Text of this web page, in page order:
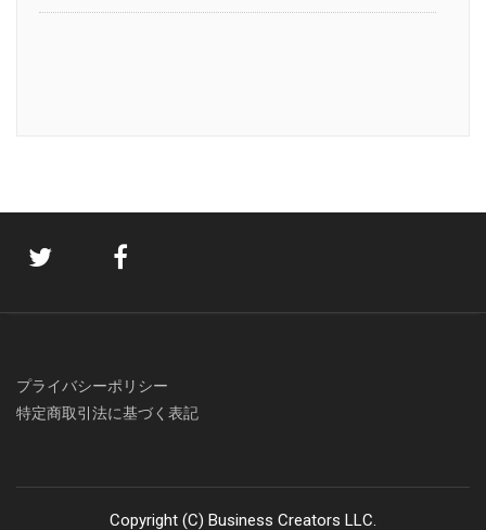
プライバシーポリシー
特定商取引法に基づく表記
Copyright (C) Business Creators LLC.